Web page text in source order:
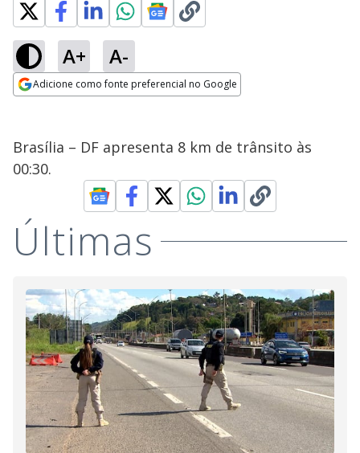
A+ A-
Adicione como fonte preferencial no Google
Brasília – DF apresenta 8 km de trânsito às
00:30.
Últimas